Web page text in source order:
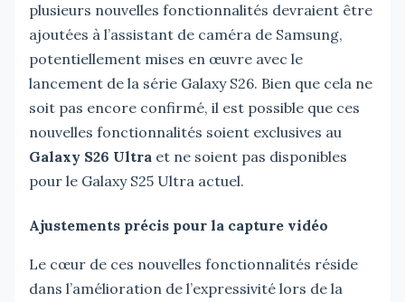
plusieurs nouvelles fonctionnalités devraient être
ajoutées à l’assistant de caméra de Samsung,
potentiellement mises en œuvre avec le
lancement de la série Galaxy S26. Bien que cela ne
soit pas encore confirmé, il est possible que ces
nouvelles fonctionnalités soient exclusives au
Galaxy S26 Ultra et ne soient pas disponibles
pour le Galaxy S25 Ultra actuel.
Ajustements précis pour la capture vidéo
Le cœur de ces nouvelles fonctionnalités réside
dans l’amélioration de l’expressivité lors de la